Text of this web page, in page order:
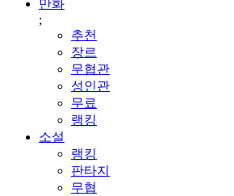
만화
;
추천
장르
무협관
성인관
무료
랭킹
소설
랭킹
판타지
무협